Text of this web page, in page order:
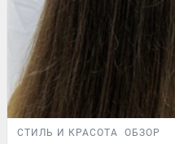
СТИЛЬ И КРАСОТА ОБЗОР